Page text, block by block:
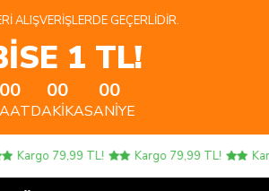
ALIŞVERIŞLERDE GEÇERLIDIR.
1 TL!
00 00
DAKIKA
00
SANIYE
79,99 TL! Kargo 79,99 TL! Kargo